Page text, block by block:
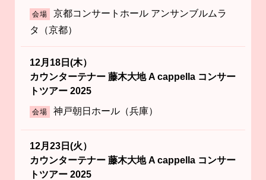
会場
京都コンサートホール アンサンブルムラ
タ（京都）
12月18日(木）
カウンターテナー 藤木大地 A cappella コンサー
トツアー 2025
会場 神戸朝日ホール（兵庫）
12月23日(火）
カウンターテナー 藤木大地 A cappella コンサー
トツアー 2025